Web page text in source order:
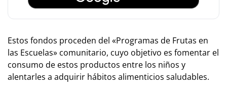
Estos fondos proceden del «Programas de Frutas en
las Escuelas» comunitario, cuyo objetivo es fomentar el
consumo de estos productos entre los niños y
alentarles a adquirir hábitos alimenticios saludables.